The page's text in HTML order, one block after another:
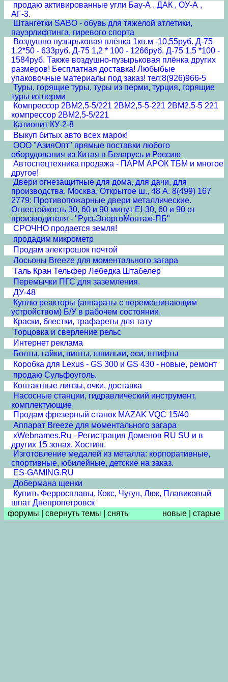
продаю активированные угли Бау-А , ДАК , ОУ-А ,
АГ-3.
Штангетки SABO - обувь для тяжелой атлетики,
пауэрлифтинга, гиревого спорта
Воздушно пузырьковая плёнка 1кв.м -10,55руб. Д-75
1,2*50 - 633руб. Д-75 1,2 * 100 - 1266руб. Д-75 1,5 *100 -
1584руб. Также воздушно-пузырьковая плёнка других
размеров! Бесплатная доставка! Любыбые
упаковочные материалы под заказ! тел:8(926)966-5
Туры, горящие туры, туры из перми, турция, горящие
туры из перми
Компрессор 2ВМ2,5-5/221 2ВМ2,5-5-221 2ВМ2,5-5 221
компрессор 2ВМ2,5-5/221
Катионит КУ-2-8
Выкуп битых авто всех марок!
ООО "АзияОпт" прямые поставки любого
оборудования из Китая в Беларусь и Россию
Автоспецтехника продажа - ПАРМ АРОК ТБМ и многое
другое!
Двери огнезащитные для дома, для дачи, для
производства. Москва, Открытое ш., 48 А. 8(499) 167
2779: Противопожарные двери металлические.
Огнестойкость 30, 60 и 90 минут EI-30, 60 и 90 от
производителя - "РусьЭнергоМонтаж-ПБ"
СРОЧНО продается земля!
продадим микрометр
Продам электрошок почтой
Лосьоны Breeze для моментального загара
Таль Кран Тельфер Лебедка Штабелер
Перемычки ПГС для заземления.
ДУ-48
Куплю реакторы (аппараты с перемешивающим
устройством) Б/У в рабочем состоянии.
Краски, блестки, трафареты для тату
Торцовка и сверление рельс
Интернет реклама
Болты, гайки, винты, шпильки, оси, штифты
Коробка для Lexus - GS 300 и GS 430 - новые, ремонт
продаю Сульфоуголь.
Контактные линзы, очки, доставка
Насосные станции, гидравлический инструмент,
комплектующие
Продам фрезерный станок MAZAK VQC 15/40
Аппарат Breeze для моментального загара
xWebnames.Ru - Регистрация Доменов RU SU и в
других 15 зонах. Хостинг.
Изготовление медалей из металла: корпоративные,
спортивные, юбилейные, детские на заказ.
ES-GAMING.RU
Добермана щенки
Купить Ферросплавы, Кокс, Чугун, Люк, Плавиковый
шпат Днепропетровск
форумы
свернуть темы снять новые старые